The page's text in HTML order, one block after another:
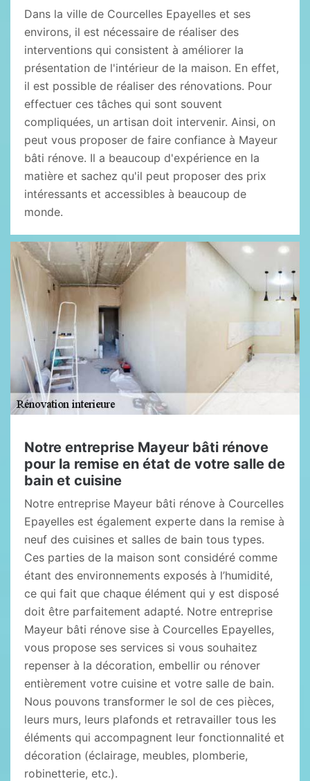
Dans la ville de Courcelles Epayelles et ses
environs, il est nécessaire de réaliser des
interventions qui consistent à améliorer la
présentation de l'intérieur de la maison. En effet,
il est possible de réaliser des rénovations. Pour
effectuer ces tâches qui sont souvent
compliquées, un artisan doit intervenir. Ainsi, on
peut vous proposer de faire confiance à Mayeur
bâti rénove. Il a beaucoup d'expérience en la
matière et sachez qu'il peut proposer des prix
intéressants et accessibles à beaucoup de
monde.
Notre entreprise Mayeur bâti rénove
pour la remise en état de votre salle de
bain et cuisine
Notre entreprise Mayeur bâti rénove à Courcelles
Epayelles est également experte dans la remise à
neuf des cuisines et salles de bain tous types.
Ces parties de la maison sont considéré comme
étant des environnements exposés à l’humidité,
ce qui fait que chaque élément qui y est disposé
doit être parfaitement adapté. Notre entreprise
Mayeur bâti rénove sise à Courcelles Epayelles,
vous propose ses services si vous souhaitez
repenser à la décoration, embellir ou rénover
entièrement votre cuisine et votre salle de bain.
Nous pouvons transformer le sol de ces pièces,
leurs murs, leurs plafonds et retravailler tous les
éléments qui accompagnent leur fonctionnalité et
décoration (éclairage, meubles, plomberie,
robinetterie, etc.).